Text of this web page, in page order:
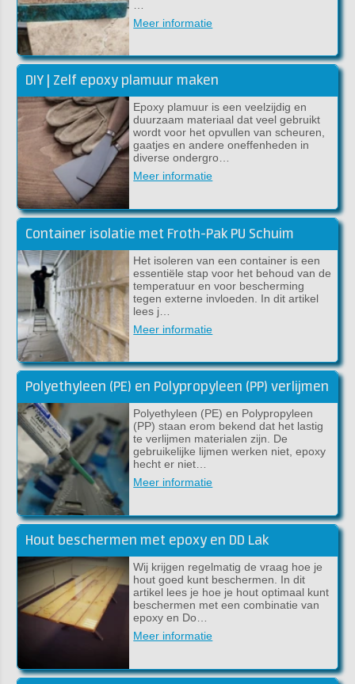
Meer informatie
DIY | Zelf epoxy plamuur maken
Epoxy plamuur is een veelzijdig en
duurzaam materiaal dat veel gebruikt
wordt voor het opvullen van scheuren,
gaatjes en andere oneffenheden in
diverse ondergro…
Meer informatie
Container isolatie met Froth-Pak PU Schuim
Het isoleren van een container is een
essentiële stap voor het behoud van de
temperatuur en voor bescherming
tegen externe invloeden. In dit artikel
lees j…
Meer informatie
Polyethyleen (PE) en Polypropyleen (PP) verlijmen
Polyethyleen (PE) en Polypropyleen
(PP) staan erom bekend dat het lastig
te verlijmen materialen zijn. De
gebruikelijke lijmen werken niet, epoxy
hecht er niet…
Meer informatie
Hout beschermen met epoxy en DD Lak
Wij krijgen regelmatig de vraag hoe je
hout goed kunt beschermen. In dit
artikel lees je hoe je hout optimaal kunt
beschermen met een combinatie van
epoxy en Do…
Meer informatie